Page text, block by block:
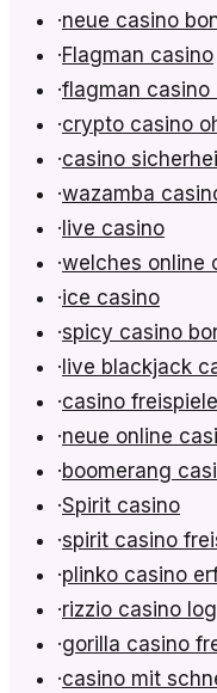
·neue casino
·Flagman casino
·flagman casino
·crypto casino
·casino
·wazamba
· live casino
·welches online
·ice casino
·spicy casino
· live blackjack
·casino freispiele
·neue online
·boomerang
·Spirit casino
·spirit casino
·plinko casino
·rizzio casino
·gorilla casino
·casino mit